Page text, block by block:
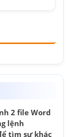
2 file Word
lệnh
tìm sự khác